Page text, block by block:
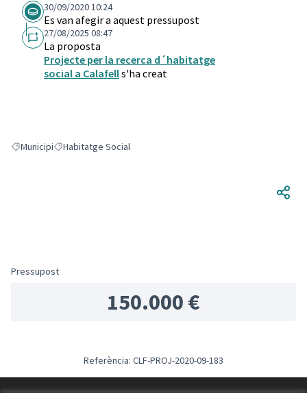
30/09/2020 10:24
Es van afegir a aquest pressupost
27/08/2025 08:47
La proposta
Projecte per la recerca d´habitatge
social a Calafells'ha creat
Resultats en filtrar per: Municipi
MunicipiResultats en filtrar per: Habitatge Social
Habitatge Social
Pressupost
150.000 €
Referència: CLF-PROJ-2020-09-183